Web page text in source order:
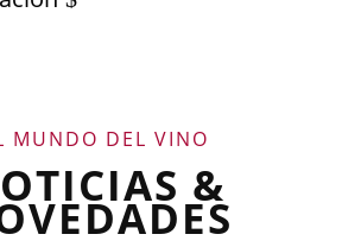
MUNDO DEL VINO
&